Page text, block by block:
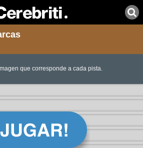
que corresponde a cada pista.